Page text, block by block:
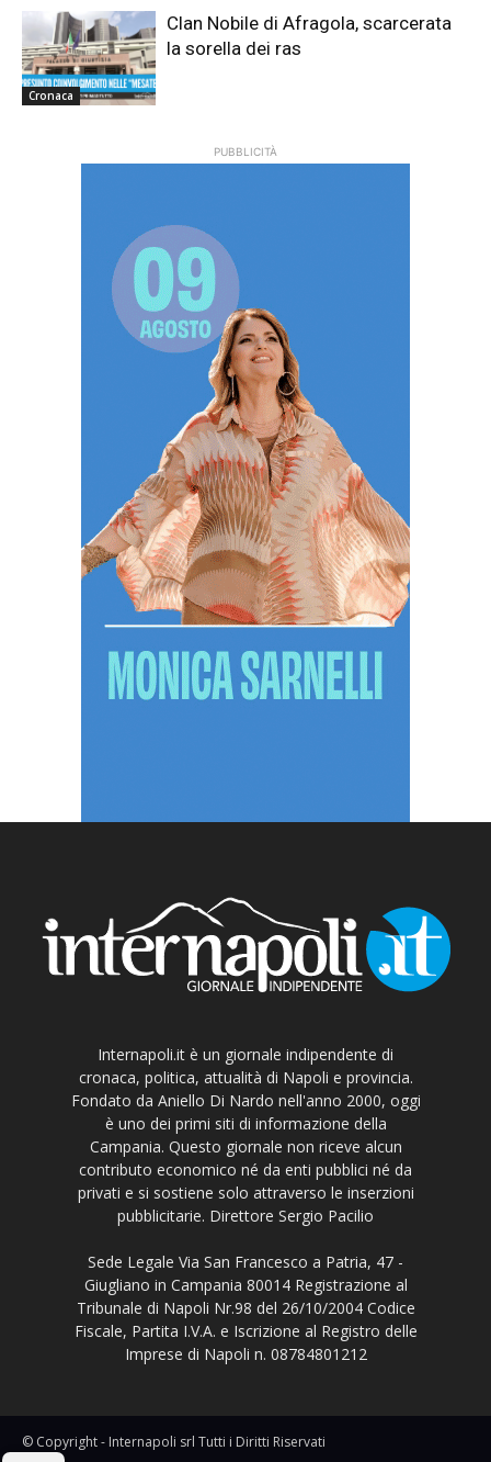
Cronaca
Clan Nobile di Afragola, scarcerata
la sorella dei ras
PUBBLICITÀ
Internapoli.it è un giornale indipendente di
cronaca, politica, attualità di Napoli e provincia.
Fondato da Aniello Di Nardo nell'anno 2000, oggi
è uno dei primi siti di informazione della
Campania. Questo giornale non riceve alcun
contributo economico né da enti pubblici né da
privati e si sostiene solo attraverso le inserzioni
pubblicitarie. Direttore Sergio Pacilio
Sede Legale Via San Francesco a Patria, 47 -
Giugliano in Campania 80014 Registrazione al
Tribunale di Napoli Nr.98 del 26/10/2004 Codice
Fiscale, Partita I.V.A. e Iscrizione al Registro delle
Imprese di Napoli n. 08784801212
© Copyright - Internapoli srl Tutti i Diritti Riservati